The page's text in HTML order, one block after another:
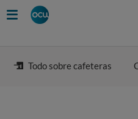
Todo sobre cafeteras